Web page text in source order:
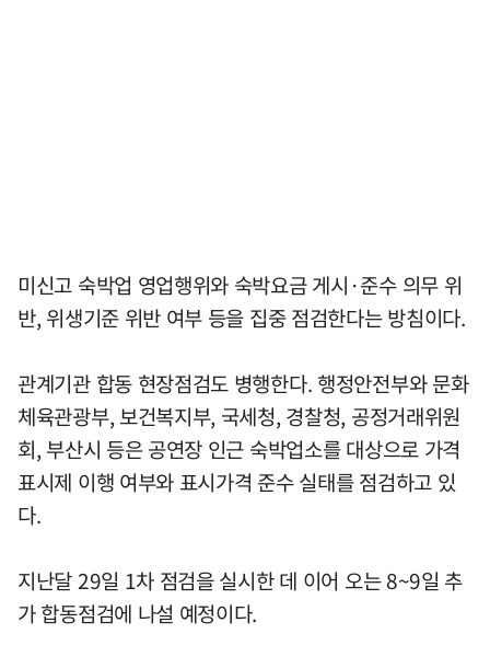
미신고 숙박업 영업행위와 숙박요금 게시·준수 의무 위
반, 위생기준 위반 여부 등을 집중 점검한다는 방침이다.
관계기관 합동 현장점검도 병행한다. 행정안전부와 문화
체육관광부, 보건복지부, 국세청, 경찰청, 공정거래위원
회, 부산시 등은 공연장 인근 숙박업소를 대상으로 가격
표시제 이행 여부와 표시가격 준수 실태를 점검하고 있
다.
지난달 29일 1차 점검을 실시한 데 이어 오는 8~9일 추
가 합동점검에 나설 예정이다.